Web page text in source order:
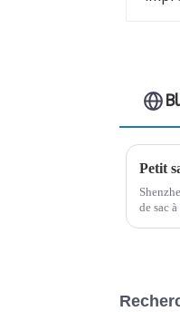
Petit
de sac